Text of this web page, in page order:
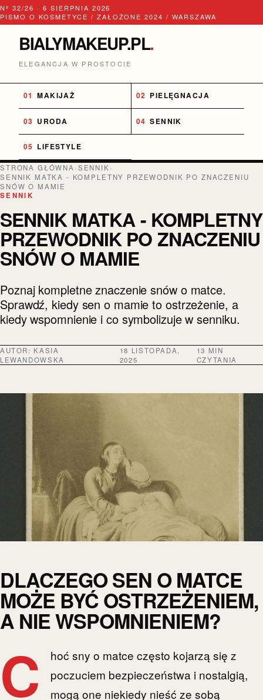
Nº 32/26 · 6 SIERPNIA 2026
PISMO O KOSMETYCE / ZAŁOŻONE 2024 / WARSZAWA
BIALYMAKEUP.PL.
ELEGANCJA W PROSTOCIE
MAKIJAŻ PIELĘGNACJA
URODA SENNIK
LIFESTYLE
STRONA GŁÓWNA›SENNIK›
SENNIK MATKA - KOMPLETNY PRZEWODNIK PO ZNACZENIU
SNÓW O MAMIE
SENNIK
SENNIK MATKA - KOMPLETNY
PRZEWODNIK PO ZNACZENIU
SNÓW O MAMIE
Poznaj kompletne znaczenie snów o matce.
Sprawdź, kiedy sen o mamie to ostrzeżenie, a
kiedy wspomnienie i co symbolizuje w senniku.
AUTOR: KASIA
LEWANDOWSKA
18 LISTOPADA,
2025
13 MIN
CZYTANIA
DLACZEGO SEN O MATCE
MOŻE BYĆ OSTRZEŻENIEM,
A NIE WSPOMNIENIEM?
C
hoć sny o matce często kojarzą się z
poczuciem bezpieczeństwa i nostalgią,
mogą one niekiedy nieść ze sobą